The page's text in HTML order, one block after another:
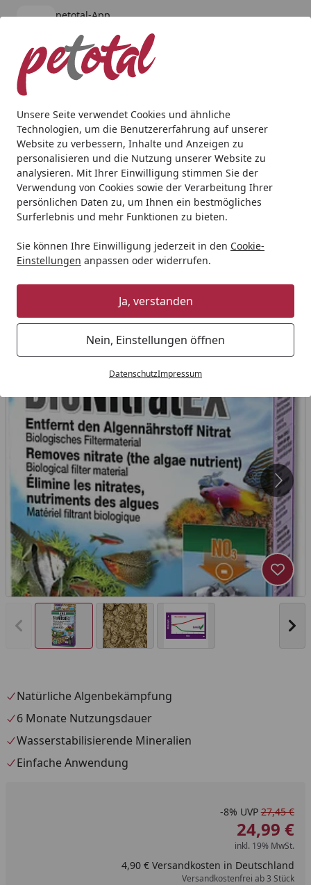
Unsere Seite verwendet Cookies und ähnliche
Technologien, um die Benutzererfahrung auf unserer
Website zu verbessern, Inhalte und Anzeigen zu
personalisieren und die Nutzung unserer Website zu
analysieren. Mit Ihrer Einwilligung stimmen Sie der
Verwendung von Cookies sowie der Verarbeitung Ihrer
persönlichen Daten zu, um Ihnen ein bestmögliches
Surferlebnis und mehr Funktionen zu bieten.
Sie können Ihre Einwilligung jederzeit in den Cookie-
Einstellungen anpassen oder widerrufen.
Ja, verstanden
Nein, Einstellungen öffnen
DatenschutzImpressum
petotal-App
kostenlos - Im App Store
Alle Produkte
Mein Konto
Suchen
Startseite
Aquaristik Aquarienfilter, Pumpen & Zubehör
JBL BioNitrat Ex Nitratentfernung
Vorheriges Bild anzeigen
Natürliche Algenbekämpfung
6 Monate Nutzungsdauer
Wasserstabilisierende Mineralien
Einfache Anwendung
-8% UVP 27,45 €
24,99 €
inkl. 19% MwSt.
4,90 € Versandkosten in Deutschland
Versandkostenfrei ab 3 Stück